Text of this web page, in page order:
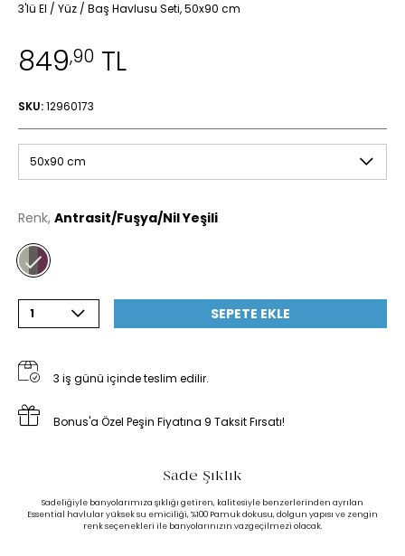
3'lü El / Yüz / Baş Havlusu Seti, 50x90 cm
849,90 TL
SKU:12960173
50x90 cm
Renk, Antrasit/Fuşya/Nil Yeşili
1 SEPETE EKLE
3 iş günü içinde teslim edilir.
Bonus'a Özel Peşin Fiyatına 9 Taksit Fırsatı!
Sade Şıklık
Sadeliğiyle banyolarımıza şıklığı getiren, kalitesiyle benzerlerinden ayrılan
Essential havlular yüksek su emiciliği, %100 Pamuk dokusu, dolgun yapısı ve zengin
renk seçenekleri ile banyolarınızın vazgeçilmezi olacak.